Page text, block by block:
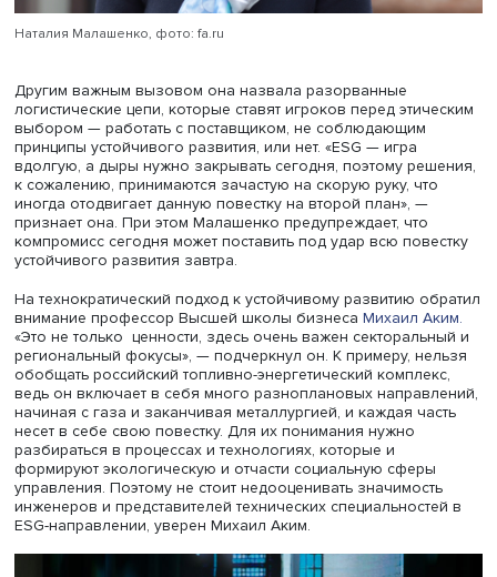
Наталия Малашенко, фото: fa.ru
Другим важным вызовом она назвала разорванные
логистические цепи, которые ставят игроков перед
выбором — работать с поставщиком, не соблюдающим
принципы устойчивого развития, или нет. «ESG — игра
вдолгую, а дыры нужно закрывать сегодня, поэтому
к сожалению, принимаются зачастую на скорую руку,